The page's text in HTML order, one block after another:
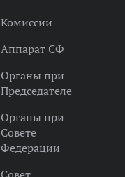
Комиссии
Аппарат СФ
Органы при
Председателе
Органы при
Совете
Федерации
Совет